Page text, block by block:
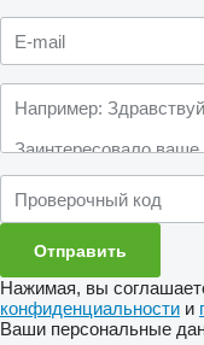
Нажимая, вы
конфиденциальности и
Ваши персональные